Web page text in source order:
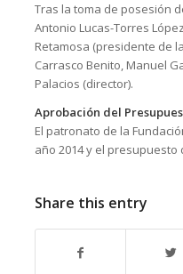
Tras la toma de posesión
Antonio Lucas-Torres
Retamosa (presidente de
Carrasco Benito, Manuel
Palacios (director).
Aprobación del
El patronato de la
año 2014 y el presupuesto
Share this entry